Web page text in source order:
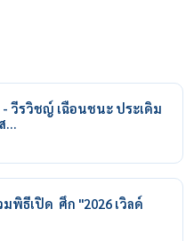
วีรวิชญ์ เฉือนชนะ ประเดิม
…
พิธีเปิด ศึก "2026 เวิลด์